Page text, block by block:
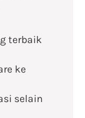
terbaik
ke
selain